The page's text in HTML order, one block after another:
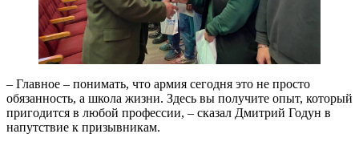
– Главное – понимать, что армия сегодня это не просто
обязанность, а школа жизни. Здесь вы получите опыт, который
пригодится в любой профессии, – сказал Дмитрий Годун в
напутствие к призывникам.